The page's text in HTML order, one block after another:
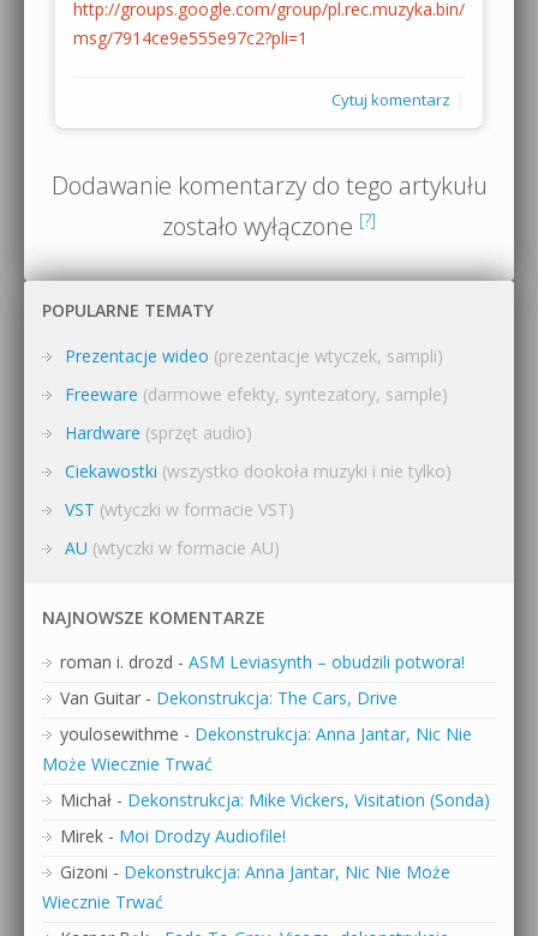
http://groups.google.com/group/pl.rec.muzyka.bin/
msg/7914ce9e555e97c2?pli=1
Cytuj komentarz
Dodawanie komentarzy do tego artykułu
zostało wyłączone [?]
POPULARNE TEMATY
Prezentacje wideo (prezentacje wtyczek, sampli)
Freeware (darmowe efekty, syntezatory, sample)
Hardware (sprzęt audio)
Ciekawostki (wszystko dookoła muzyki i nie tylko)
VST (wtyczki w formacie VST)
AU (wtyczki w formacie AU)
NAJNOWSZE KOMENTARZE
roman i. drozd - ASM Leviasynth – obudzili potwora!
Van Guitar - Dekonstrukcja: The Cars, Drive
youlosewithme - Dekonstrukcja: Anna Jantar, Nic Nie
Może Wiecznie Trwać
Michał - Dekonstrukcja: Mike Vickers, Visitation (Sonda)
Mirek - Moi Drodzy Audiofile!
Gizoni - Dekonstrukcja: Anna Jantar, Nic Nie Może
Wiecznie Trwać